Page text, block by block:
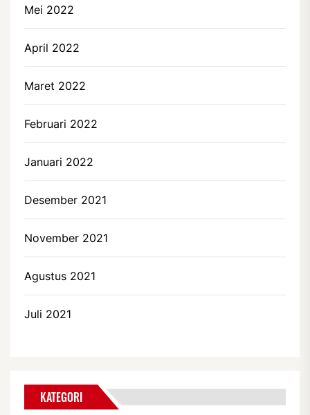
Mei 2022
April 2022
Maret 2022
Februari 2022
Januari 2022
Desember 2021
November 2021
Agustus 2021
Juli 2021
KATEGORI